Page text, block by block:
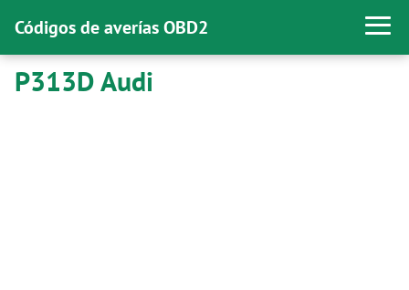
Códigos de averías OBD2
P313D Audi